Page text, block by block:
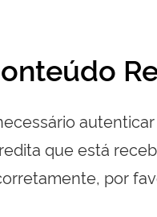
que está
por